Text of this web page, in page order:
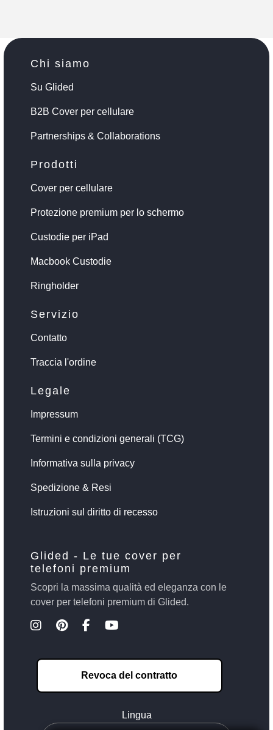
Chi siamo
Su Glided
B2B Cover per cellulare
Partnerships & Collaborations
Prodotti
Cover per cellulare
Protezione premium per lo schermo
Custodie per iPad
Macbook Custodie
Ringholder
Servizio
Contatto
Traccia l'ordine
Legale
Impressum
Termini e condizioni generali (TCG)
Informativa sulla privacy
Spedizione & Resi
Istruzioni sul diritto di recesso
Glided - Le tue cover per
telefoni premium
Scopri la massima qualità ed eleganza con le
cover per telefoni premium di Glided.
Revoca del contratto
Lingua